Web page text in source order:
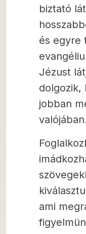
biztató
és egyre
Jézust
dolgozik,
jobban
ami